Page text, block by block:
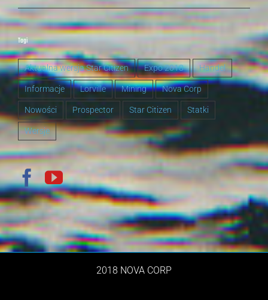
Tagi
Aktualna wersja Star Citizen Expo 2018 Handel
Informacje Lorville Mining Nova Corp
Nowości Prospector Star Citizen Statki
Wersje
2018 NOVA CORP